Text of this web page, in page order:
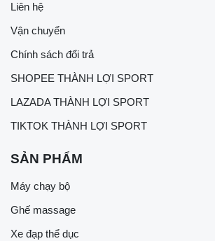
Liên hệ
Vận chuyển
Chính sách đổi trả
SHOPEE THÀNH LỢI SPORT
LAZADA THÀNH LỢI SPORT
TIKTOK THÀNH LỢI SPORT
SẢN PHẨM
Máy chạy bộ
Ghế massage
Xe đạp thể dục